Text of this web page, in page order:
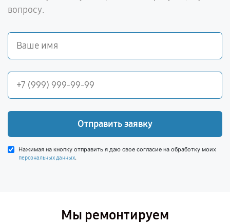
вопросу.
Отправить заявку
Нажимая на кнопку отправить я даю свое согласие на обработку моих
персональных данных.
Мы ремонтируем